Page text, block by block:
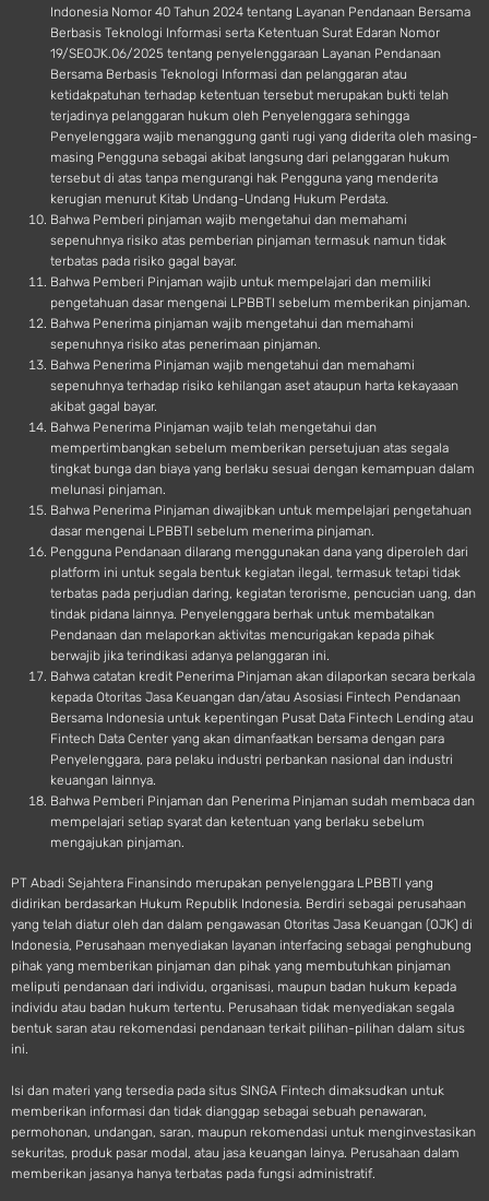
Indonesia Nomor 40 Tahun 2024 tentang Layanan Pendanaan Bersama
Berbasis Teknologi Informasi serta Ketentuan Surat Edaran Nomor
19/SEOJK.06/2025 tentang penyelenggaraan Layanan Pendanaan
Bersama Berbasis Teknologi Informasi dan pelanggaran atau
ketidakpatuhan terhadap ketentuan tersebut merupakan bukti telah
terjadinya pelanggaran hukum oleh Penyelenggara sehingga
Penyelenggara wajib menanggung ganti rugi yang diderita oleh masing-
masing Pengguna sebagai akibat langsung dari pelanggaran hukum
tersebut di atas tanpa mengurangi hak Pengguna yang menderita
kerugian menurut Kitab Undang-Undang Hukum Perdata.
Bahwa Pemberi pinjaman wajib mengetahui dan memahami
sepenuhnya risiko atas pemberian pinjaman termasuk namun tidak
terbatas pada risiko gagal bayar.
Bahwa Pemberi Pinjaman wajib untuk mempelajari dan memiliki
pengetahuan dasar mengenai LPBBTI sebelum memberikan pinjaman.
Bahwa Penerima pinjaman wajib mengetahui dan memahami
sepenuhnya risiko atas penerimaan pinjaman.
Bahwa Penerima Pinjaman wajib mengetahui dan memahami
sepenuhnya terhadap risiko kehilangan aset ataupun harta kekayaaan
akibat gagal bayar.
Bahwa Penerima Pinjaman wajib telah mengetahui dan
mempertimbangkan sebelum memberikan persetujuan atas segala
tingkat bunga dan biaya yang berlaku sesuai dengan kemampuan dalam
melunasi pinjaman.
Bahwa Penerima Pinjaman diwajibkan untuk mempelajari pengetahuan
dasar mengenai LPBBTI sebelum menerima pinjaman.
Pengguna Pendanaan dilarang menggunakan dana yang diperoleh dari
platform ini untuk segala bentuk kegiatan ilegal, termasuk tetapi tidak
terbatas pada perjudian daring, kegiatan terorisme, pencucian uang, dan
tindak pidana lainnya. Penyelenggara berhak untuk membatalkan
Pendanaan dan melaporkan aktivitas mencurigakan kepada pihak
berwajib jika terindikasi adanya pelanggaran ini.
Bahwa catatan kredit Penerima Pinjaman akan dilaporkan secara berkala
kepada Otoritas Jasa Keuangan dan/atau Asosiasi Fintech Pendanaan
Bersama Indonesia untuk kepentingan Pusat Data Fintech Lending atau
Fintech Data Center yang akan dimanfaatkan bersama dengan para
Penyelenggara, para pelaku industri perbankan nasional dan industri
keuangan lainnya.
Bahwa Pemberi Pinjaman dan Penerima Pinjaman sudah membaca dan
mempelajari setiap syarat dan ketentuan yang berlaku sebelum
mengajukan pinjaman.
PT Abadi Sejahtera Finansindo merupakan penyelenggara LPBBTI yang
didirikan berdasarkan Hukum Republik Indonesia. Berdiri sebagai perusahaan
yang telah diatur oleh dan dalam pengawasan Otoritas Jasa Keuangan (OJK) di
Indonesia, Perusahaan menyediakan layanan interfacing sebagai penghubung
pihak yang memberikan pinjaman dan pihak yang membutuhkan pinjaman
meliputi pendanaan dari individu, organisasi, maupun badan hukum kepada
individu atau badan hukum tertentu. Perusahaan tidak menyediakan segala
bentuk saran atau rekomendasi pendanaan terkait pilihan-pilihan dalam situs
ini.
Isi dan materi yang tersedia pada situs SINGA Fintech dimaksudkan untuk
memberikan informasi dan tidak dianggap sebagai sebuah penawaran,
permohonan, undangan, saran, maupun rekomendasi untuk menginvestasikan
sekuritas, produk pasar modal, atau jasa keuangan lainya. Perusahaan dalam
memberikan jasanya hanya terbatas pada fungsi administratif.